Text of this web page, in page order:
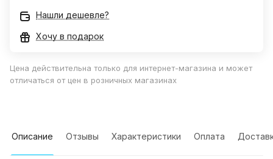
Нашли дешевле?
Хочу в подарок
Цена действительна только для интернет-магазина и может
отличаться от цен в розничных магазинах
Описание Отзывы Характеристики Оплата